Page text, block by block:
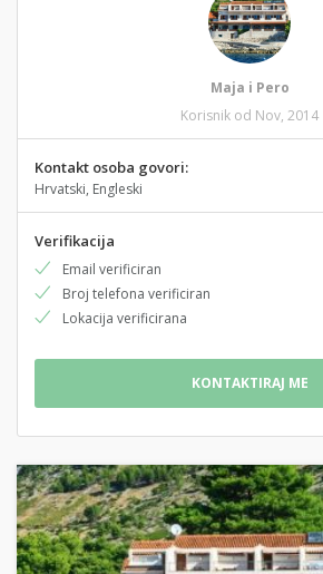
Maja i Pero
Korisnik od Nov, 2014
Kontakt osoba govori:
Hrvatski, Engleski
Verifikacija
Email verificiran
Broj telefona verificiran
Lokacija verificirana
KONTAKTIRAJ ME